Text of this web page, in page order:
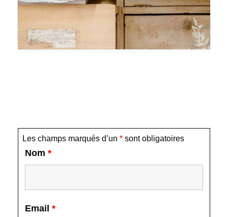
Les champs marqués d’un * sont obligatoires
Nom *
Email *